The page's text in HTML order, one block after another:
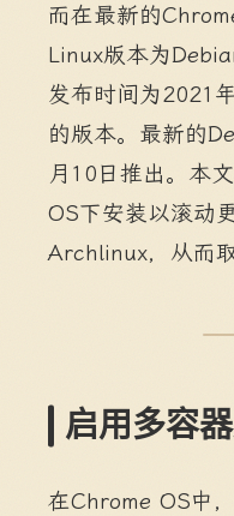
而在最新的
Linux版本为
发布时间为2021
的版本。最新的
月10日推出。本
OS下安装以滚动
Archlinux，从而
启用多容
在Chrome OS中